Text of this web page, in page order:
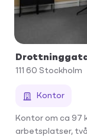
111 60 Stockholm
Kontor
Kontor om ca 97
arbetsplatser,